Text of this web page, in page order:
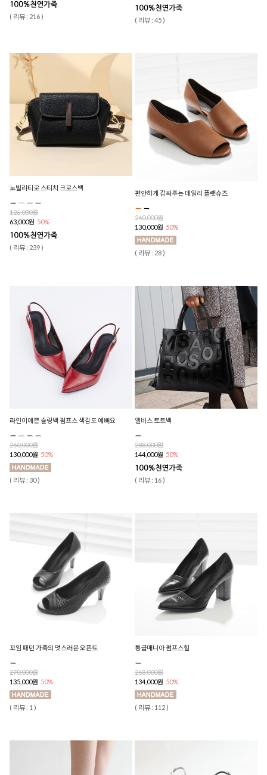
( 리뷰 : 216 ) ( 리뷰 : 45 )
노빌리티로 스티치 크로스백
126,000원
63,000원 50%
( 리뷰 : 239 )
편안하게 감싸주는 데일리 플랫슈즈
260,000원
130,000원 50%
( 리뷰 : 28 )
라인이예쁜 슬링백 펌프스 색감도 예뻐요
260,000원
130,000원 50%
( 리뷰 : 30 )
앨비스 토트백
288,000원
144,000원 50%
( 리뷰 : 16 )
꼬임 패턴 가죽의 멋스러운 오픈토
270,000원
135,000원 50%
( 리뷰 : 1 )
통굽매니아 펌프스힐
268,000원
134,000원 50%
( 리뷰 : 112 )